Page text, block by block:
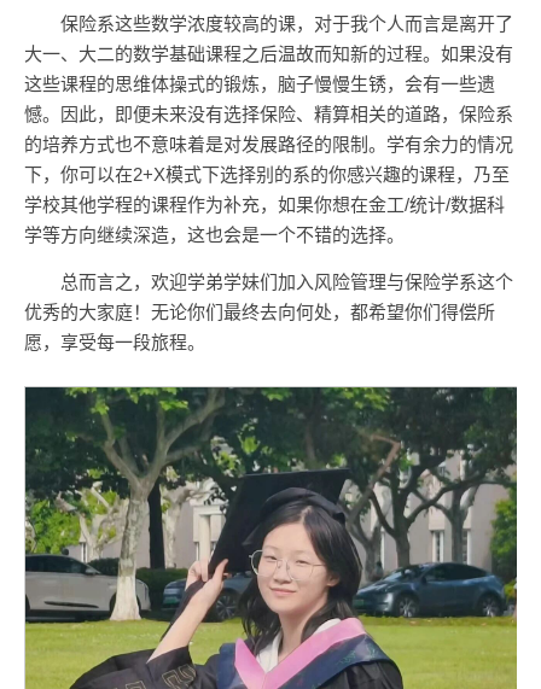
保险系这些数学浓度较高的课，对于我个人而言是离开了
大一、大二的数学基础课程之后温故而知新的过程。如果没有
这些课程的思维体操式的锻炼，脑子慢慢生锈，会有一些遗
憾。因此，即便未来没有选择保险、精算相关的道路，保险系
的培养方式也不意味着是对发展路径的限制。学有余力的情况
下，你可以在2+X模式下选择别的系的你感兴趣的课程，乃至
学校其他学程的课程作为补充，如果你想在金工/统计/数据科
学等方向继续深造，这也会是一个不错的选择。
总而言之，欢迎学弟学妹们加入风险管理与保险学系这个
优秀的大家庭！无论你们最终去向何处，都希望你们得偿所
愿，享受每一段旅程。